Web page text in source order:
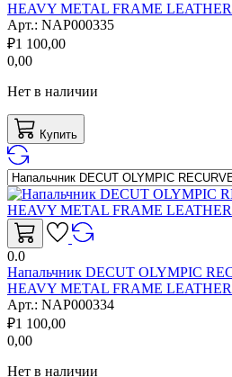
HEAVY METAL FRAME
Арт.: NAP000335
₽1 100,00
0,00
Нет в наличии
Купить
0.0
Напальчник DECUT OLYMPIC
HEAVY METAL FRAME
Арт.: NAP000334
₽1 100,00
0,00
Нет в наличии